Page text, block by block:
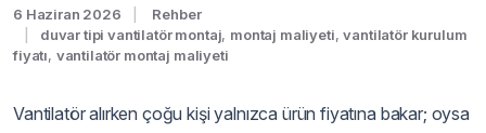
6 Haziran 2026
Rehber
duvar tipi vantilatör montaj, montaj maliyeti,vantilatör kurulum
fiyatı, vantilatör montaj maliyeti
Vantilatör alırken çoğu kişi yalnızca ürün fiyatına bakar; oysa